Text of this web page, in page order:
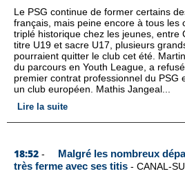
Le PSG continue de former certains
français, mais peine encore à tous les
triplé historique chez les jeunes, entre
titre U19 et sacre U17, plusieurs
pourraient quitter le club cet été.
du parcours en Youth League, a
premier contrat professionnel du PSG
un club européen. Mathis Jangeal...
Lire la suite
18:52 -
Malgré les nombreux
très ferme avec ses titis - CANAL-